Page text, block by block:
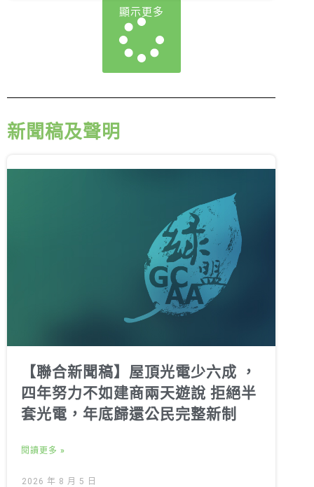
顯示更多
新聞稿及聲明
【聯合新聞稿】屋頂光電少六成 ，
四年努力不如建商兩天遊說 拒絕半
套光電，年底歸還公民完整新制
閱讀更多 »
2026 年 8 月 5 日